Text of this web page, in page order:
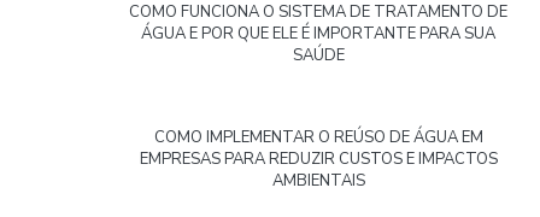
COMO FUNCIONA O SISTEMA DE TRATAMENTO DE
ÁGUA E POR QUE ELE É IMPORTANTE PARA SUA
SAÚDE
COMO IMPLEMENTAR O REÚSO DE ÁGUA EM
EMPRESAS PARA REDUZIR CUSTOS E IMPACTOS
AMBIENTAIS